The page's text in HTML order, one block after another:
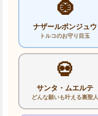
🧿
ナザールボンジュウ
トルコのお守り目玉
💀
サンタ・ムエルテ
どんな願いも叶える裏聖人